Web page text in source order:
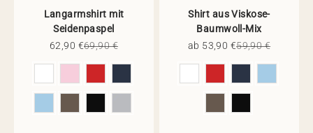
Langarmshirt mit
Seidenpaspel
Angebot
62,90 €Regulärer Preis
69,90 €
Shirt aus Viskose-
Baumwoll-Mix
Angebot
ab 53,90 €Regulärer Preis
59,90 €